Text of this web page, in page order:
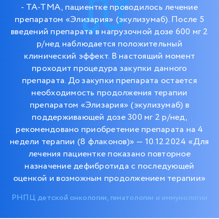
- ТА-ТМА, пациентке проводилось лечение
препаратом «Элизария» (экулизумаб). После 5
введений препарата в нагрузочной дозе 600 мг 2
р/нед наблюдается положительный
клинический эффект. В настоящий момент
проходит процедура закупки данного
препарата. До закупки препарата остается
необходимость продолжения терапии
препаратом «Элизария» (экулизумаб) в
поддерживающей дозе 300 мг 2 р/нед,
рекомендовано приобретение препарата на 4
недели терапии (8 флаконов)» — 10.12.2024 «Для
лечения пациентке показано повторное
назначение дефибротида с последующей
оценкой и возможным продолжением терапии»
РНПЦ детской онкологии, гематологии и иммунологии